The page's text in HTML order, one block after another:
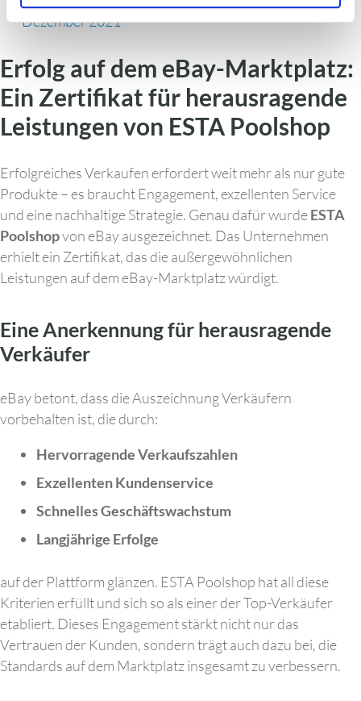
Dezember 2021
Erfolg auf dem eBay-Marktplatz:
Ein Zertifikat für herausragende
Leistungen von ESTA Poolshop
Erfolgreiches Verkaufen erfordert weit mehr als nur gute
Produkte – es braucht Engagement, exzellenten Service
und eine nachhaltige Strategie. Genau dafür wurdeESTA
Poolshopvon eBay ausgezeichnet. Das Unternehmen
erhielt ein Zertifikat, das die außergewöhnlichen
Leistungen auf dem eBay-Marktplatz würdigt.
Eine Anerkennung für herausragende
Verkäufer
eBay betont, dass die Auszeichnung Verkäufern
vorbehalten ist, die durch:
Hervorragende Verkaufszahlen
Exzellenten Kundenservice
Schnelles Geschäftswachstum
Langjährige Erfolge
auf der Plattform glänzen. ESTA Poolshop hat all diese
Kriterien erfüllt und sich so als einer der Top-Verkäufer
etabliert. Dieses Engagement stärkt nicht nur das
Vertrauen der Kunden, sondern trägt auch dazu bei, die
Standards auf dem Marktplatz insgesamt zu verbessern.